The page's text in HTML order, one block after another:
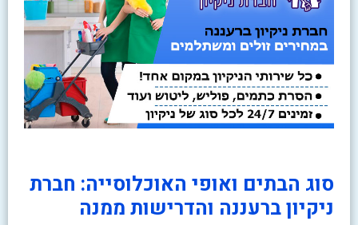
סוג הבתים ואופי האוכלוסייה: חברת
ניקיון ברעננה והדרישות ממנה